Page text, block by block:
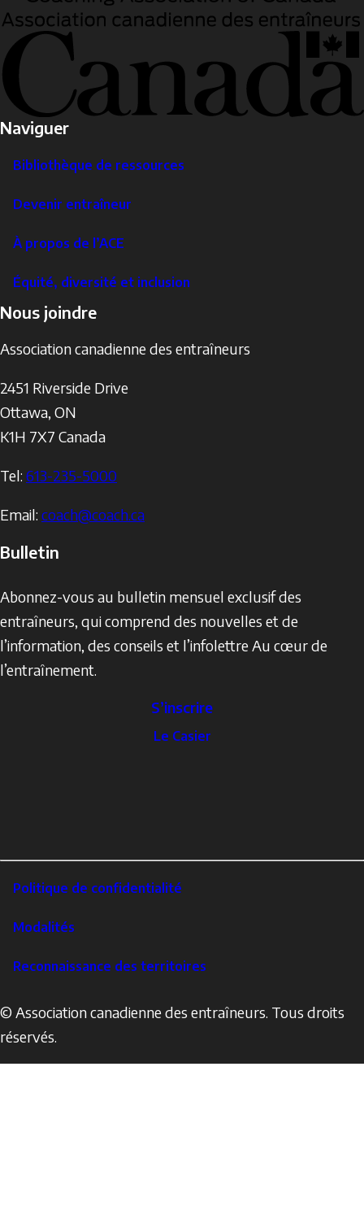
Naviguer
Bibliothèque de ressources
Devenir entraîneur
À propos de l’ACE
Équité, diversité et inclusion
Nous joindre
Association canadienne des entraîneurs
2451 Riverside Drive
Ottawa, ON
K1H 7X7 Canada
Tel: 613-235-5000
Email: coach@coach.ca
Bulletin
Abonnez-vous au bulletin mensuel exclusif des
entraîneurs, qui comprend des nouvelles et de
l’information, des conseils et l’infolettre Au cœur de
l’entraînement.
S’inscrire
Le Casier
Footer
Corporate
Politique de confidentialité
Modalités
Reconnaissance des territoires
© Association canadienne des entraîneurs. Tous droits
réservés.